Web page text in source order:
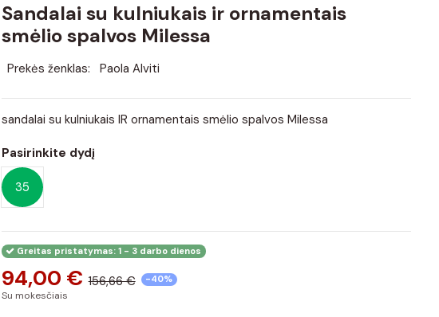
Sandalai su kulniukais ir ornamentais
smėlio spalvos Milessa
Prekės ženklas: Paola Alviti
sandalai su kulniukais IR ornamentais smėlio spalvos Milessa
Pasirinkite dydį
35
Greitas pristatymas: 1 - 3 darbo dienos
94,00 € 156,66 € -40%
Su mokesčiais